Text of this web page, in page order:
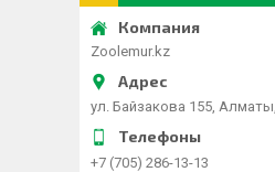
Zoolemur.kz
ул. Байзакова 155,
+7 (705) 286-13-13